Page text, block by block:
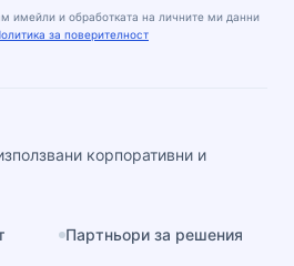
имейли и обработката на личните ми данни
за поверителност
корпоративни и
Партньори за решения